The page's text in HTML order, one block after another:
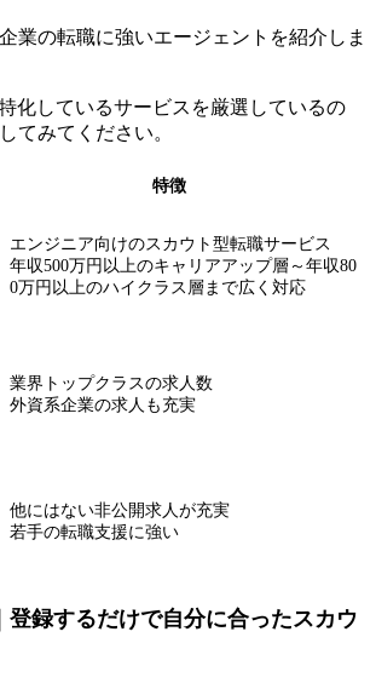
業の転職に強いエージェントを紹介しま
化しているサービスを厳選しているの
てみてください。
特徴
エンジニア向けのスカウト型転職サービス
年収500万円以上のキャリアアップ層～年収80
0万円以上のハイクラス層まで広く対応
業界トップクラスの求人数
外資系企業の求人も充実
他にはない非公開求人が充実
若手の転職支援に強い
登録するだけで自分に合ったスカウ